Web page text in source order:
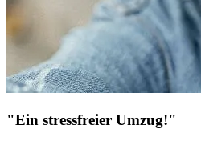
"Ein stressfreier Umzug!"